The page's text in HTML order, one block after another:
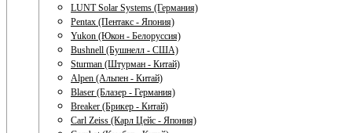
LUNT Solar Systems (Германия)
Pentax (Пентакс - Япония)
Yukon (Юкон - Белоруссия)
Bushnell (Бушнелл - США)
Sturman (Штурман - Китай)
Alpen (Альпен - Китай)
Blaser (Блазер - Германия)
Breaker (Брикер - Китай)
Carl Zeiss (Карл Цейс - Япония)